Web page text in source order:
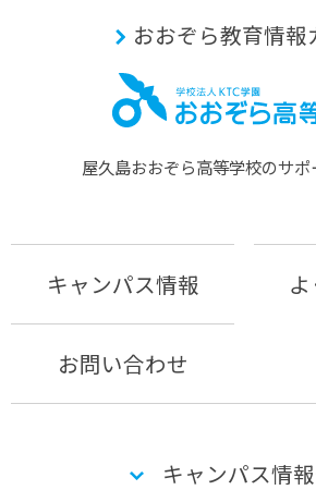
おおぞら教育情報
屋久島おおぞら⾼等学校のサポ
キャンパス情報
お問い合わせ
キャンパス情